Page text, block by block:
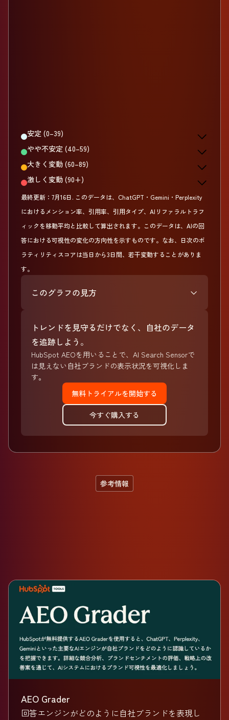
安定 (0–39)
やや不安定 (40–59)
大きく変動 (60–89)
激しく変動 (90+)
最終更新： 7月16日. このデータは、ChatGPT・Gemini・Perplexity
におけるメンション率、引用率、引用タイプ、AIリファラルトラフ
ィックを移動平均と比較して算出されます。このデータは、AIの回
答における可視性の変化の方向性を示すものです。なお、日次のボ
ラティリティスコアは当日から3日間、若干変動することがありま
す。
このグラフの見方
トレンドを見守るだけでなく、自社のデータ
を追跡しよう。
HubSpot AEOを用いることで、AI Search Sensorで
は見えない自社ブランドの表示状況を可視化しま
す。
無料トライアルを開始する
今すぐ購入する
参考情報
AEO Grader
回答エンジンがどのように自社ブランドを表現し